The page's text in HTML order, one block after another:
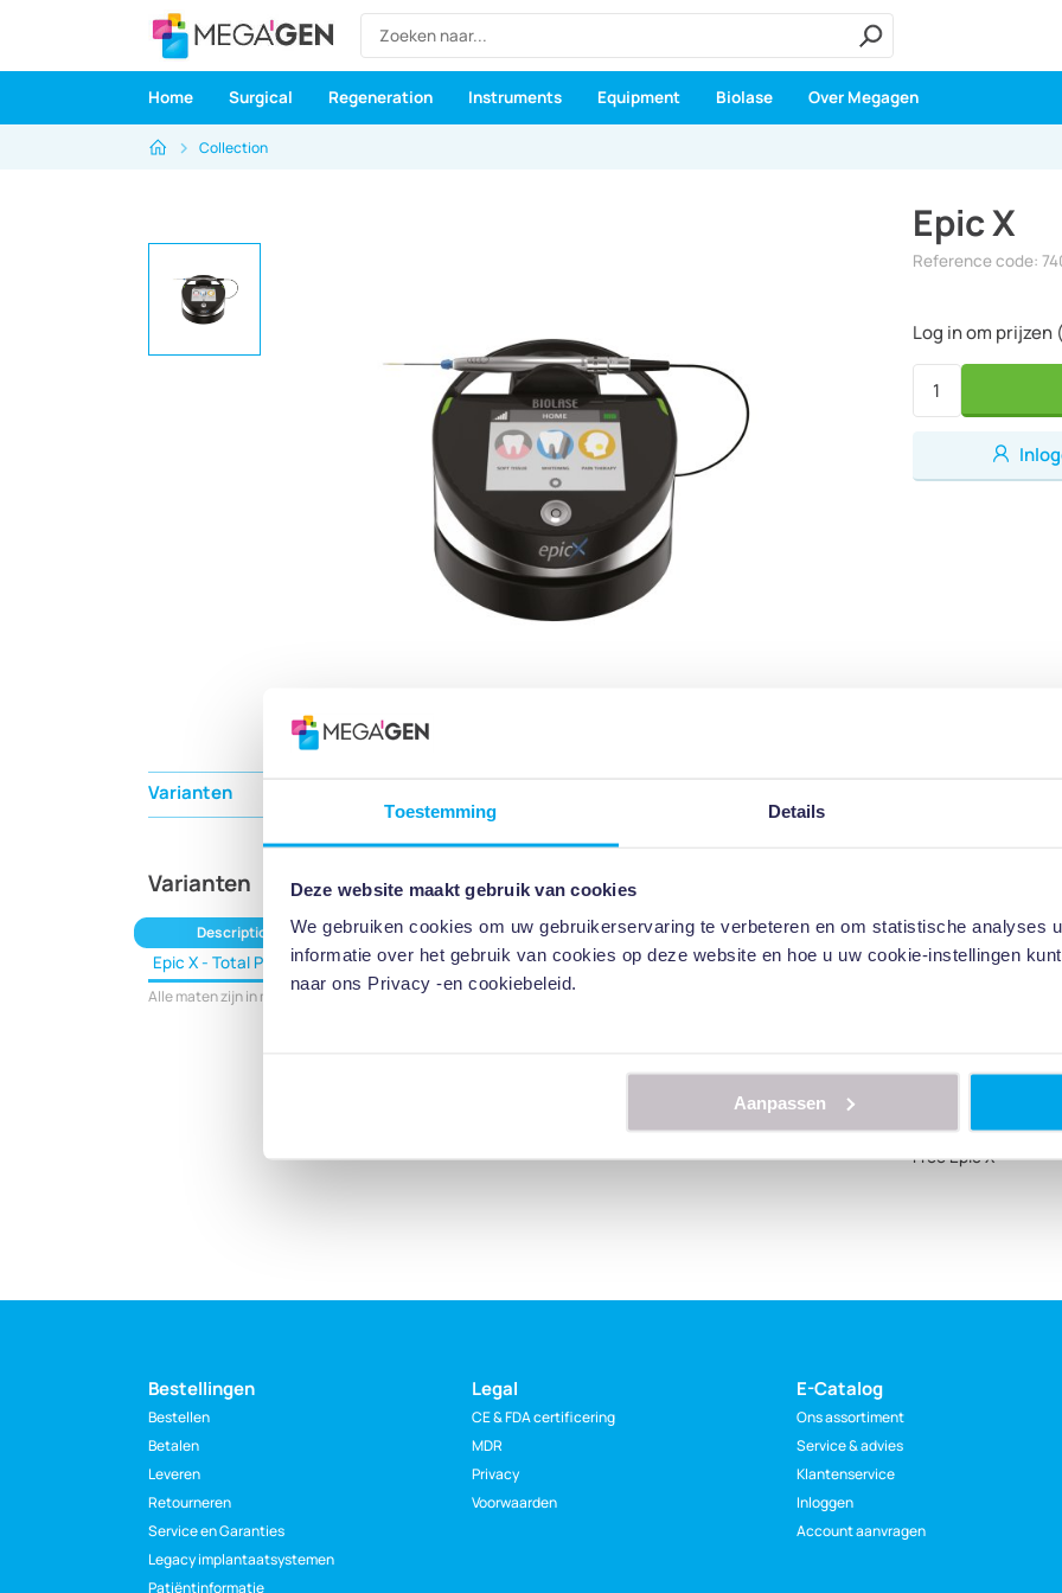
Toestemming Details
Deze website maakt gebruik van cookies
We gebruiken cookies om uw gebruikerservaring te verbeteren en om statistische analyses
informatie over het gebruik van cookies op deze website en hoe u uw cookie-instellingen
naar ons Privacy -en cookiebeleid.
Aanpassen
Home Surgical Regeneration Instruments Equipment Biolase Over Megagen
Collection
Epic X
Reference code:
Log in om
Varianten
Varianten
Description Reference Code
Epic X - Total Package 7400073
Alle maten zijn in millimeters
The Ultimate in
Epic X is the all-in-
seller dental laser
cordless foot
surgical
plus modes for
Give your patients
Free Epic X
Bestellingen
Bestellen
Betalen
Leveren
Retourneren
Service en Garanties
Legacy implantaatsystemen
Patiëntinformatie
Legal
CE & FDA certificering
MDR
Privacy
Voorwaarden
E-Catalog
Ons assortiment
Service & advies
Klantenservice
Inloggen
Account aanvragen